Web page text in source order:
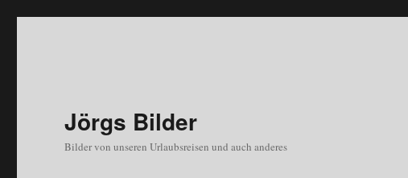
Jörgs Bilder
Bilder von unseren Urlaubsreisen und auch anderes